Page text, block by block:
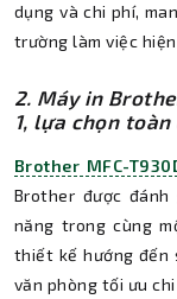
dụng và chi phí,
trường làm việc
2. Máy in
1, lựa chọn toàn
Brother MFC-
Brother được
năng trong cùng
thiết kế hướng đến
văn phòng tối ưu